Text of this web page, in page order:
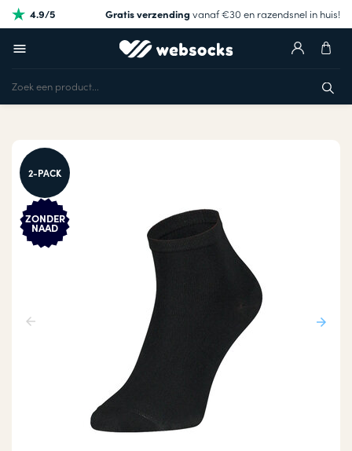
4.9/5 Gratis verzendingvanaf €30 en razendsnel in huis!
2-PACK
ZONDER
NAAD